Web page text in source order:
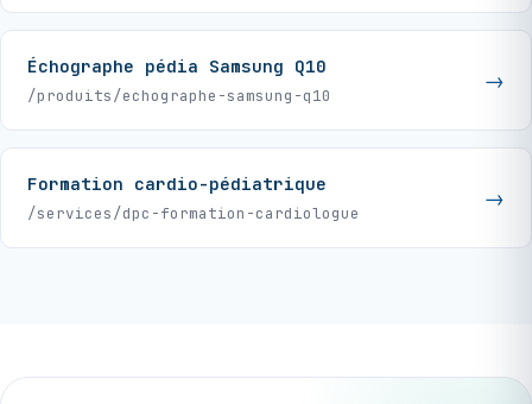
Échographe pédia Samsung Q10
/produits/echographe-samsung-q10
Formation cardio-pédiatrique
/services/dpc-formation-cardiologue